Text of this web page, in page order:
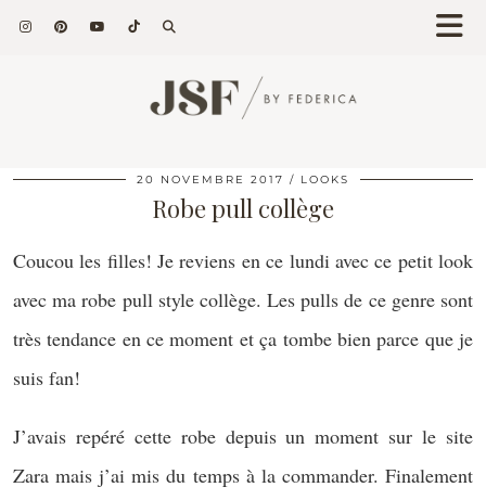
20 NOVEMBRE 2017 LOOKS
Robe pull collège
Coucou les filles! Je reviens en ce lundi avec ce petit look
avec ma robe pull style collège. Les pulls de ce genre sont
très tendance en ce moment et ça tombe bien parce que je
suis fan!
J’avais repéré cette robe depuis un moment sur le site
Zara mais j’ai mis du temps à la commander. Finalement